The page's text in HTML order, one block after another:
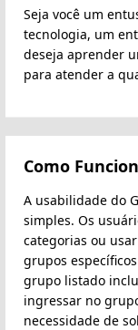
Seja você um
tecnologia, um
deseja aprender
para atender a
Como
A usabilidade do
simples. Os
categorias ou
grupos
grupo listado
ingressar no
necessidade de